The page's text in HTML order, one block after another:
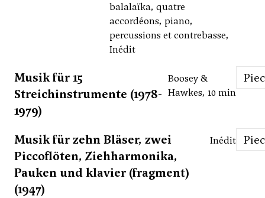
balalaïka, quatre
accordéons, piano,
percussions et contrebasse,
Inédit
Musik für 15
Streichinstrumente (1978-
1979)
Boosey &
Hawkes, 10 min
Musik für zehn Bläser, zwei
Piccoflöten, Ziehharmonika,
Pauken und klavier (fragment)
(1947)
Inédit